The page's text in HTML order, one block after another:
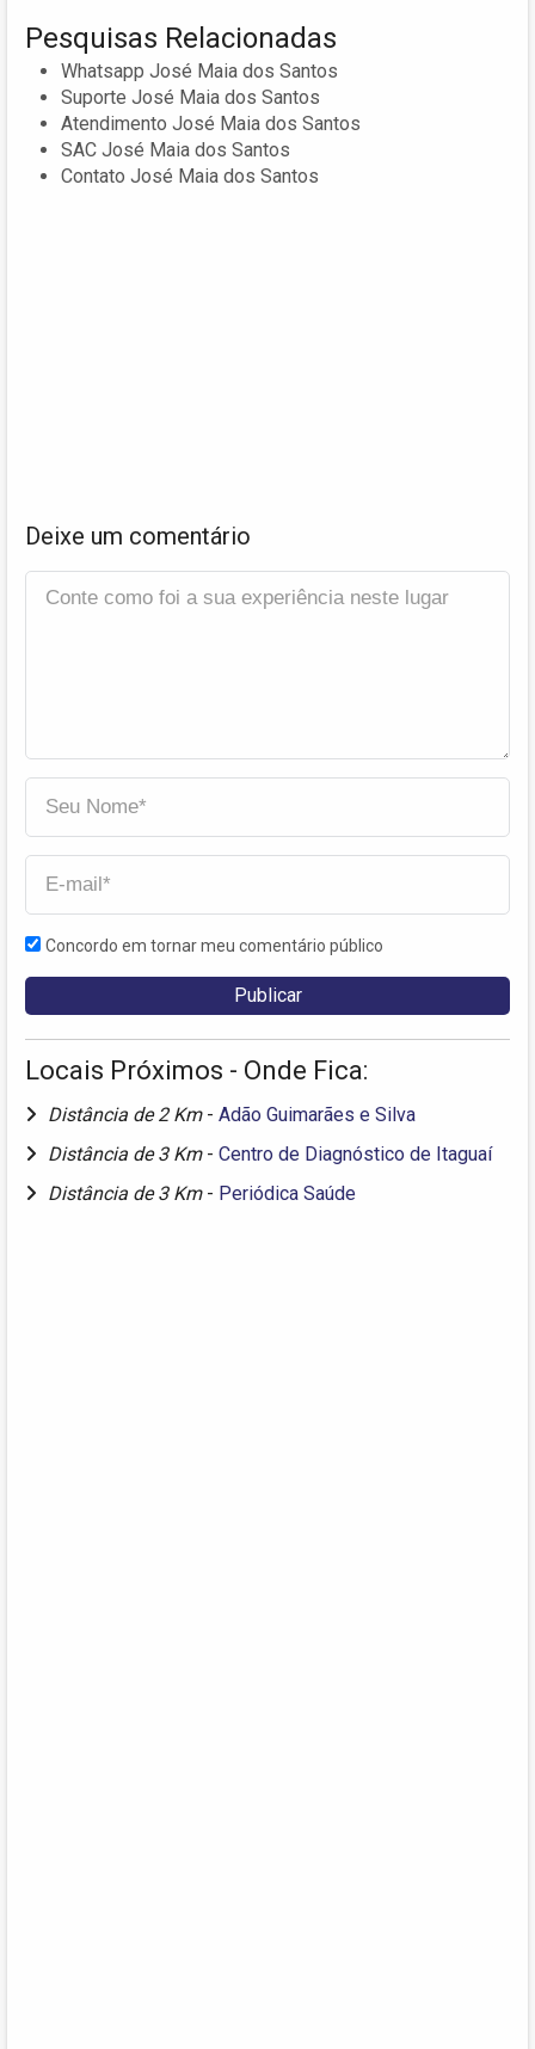
Pesquisas Relacionadas
Whatsapp José Maia dos Santos
Suporte José Maia dos Santos
Atendimento José Maia dos Santos
SAC José Maia dos Santos
Contato José Maia dos Santos
Deixe um comentário
Concordo em tornar meu comentário público
Locais Próximos - Onde Fica:
Distância de 2 Km - Adão Guimarães e Silva
Distância de 3 Km - Centro de Diagnóstico de Itaguaí
Distância de 3 Km - Periódica Saúde